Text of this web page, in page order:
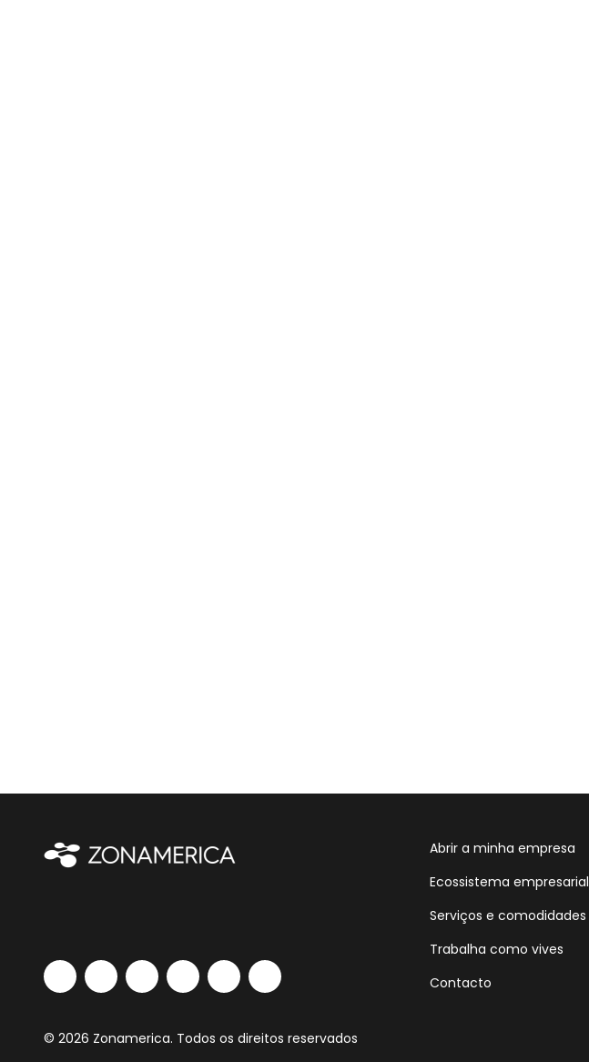
Abrir a minha empresa
Ecossistema empresarial
Serviços e comodidades
Trabalha como vives
Contacto
© 2026 Zonamerica. Todos os direitos reservados